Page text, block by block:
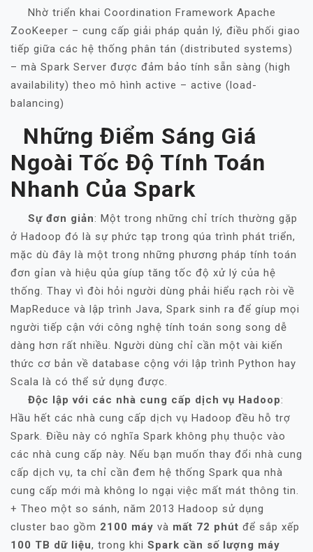
Nhờ triển khai Coordination Framework Apache
ZooKeeper – cung cấp giải pháp quản lý, điều phối giao
tiếp giữa các hệ thống phân tán (distributed systems)
– mà Spark Server được đảm bảo tính sẵn sàng (high
availability) theo mô hình active – active (load-
balancing)
Những Điểm Sáng Giá
Ngoài Tốc Độ Tính Toán
Nhanh Của Spark
Sự đơn giản: Một trong những chỉ trích thường gặp
ở Hadoop đó là sự phức tạp trong qúa trình phát triển,
mặc dù đây là một trong những phương pháp tính toán
đơn gỉan và hiệu qủa gíup tăng tốc độ xử lý của hệ
thống. Thay vì đòi hỏi người dùng phải hiểu rạch ròi về
MapReduce và lập trình Java, Spark sinh ra để gíup mọi
người tiếp cận với công nghệ tính toán song song dễ
dàng hơn rất nhiều. Người dùng chỉ cần một vài kiến
thức cơ bản về database cộng với lập trình Python hay
Scala là có thể sử dụng được.
Độc lập với các nhà cung cấp dịch vụ Hadoop:
Hầu hết các nhà cung cấp dịch vụ Hadoop đều hỗ trợ
Spark. Điều này có nghĩa Spark không phụ thuộc vào
các nhà cung cấp này. Nếu bạn muốn thay đổi nhà cung
cấp dịch vụ, ta chỉ cần đem hệ thống Spark qua nhà
cung cấp mới mà không lo ngại việc mất mát thông tin.
+ Theo một so sánh, năm 2013 Hadoop sử dụng
cluster bao gồm 2100 máy và mất 72 phút để sắp xếp
100 TB dữ liệu, trong khi Spark cần số lượng máy